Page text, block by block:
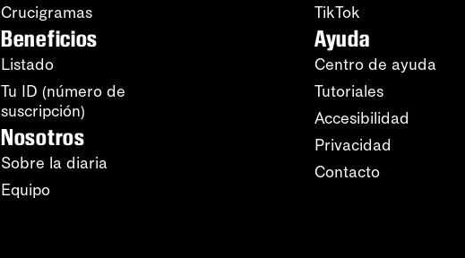
Crucigramas
Beneficios
Listado
Tu ID (número de
suscripción)
Nosotros
Sobre la diaria
Equipo
TikTok
Ayuda
Centro de ayuda
Tutoriales
Accesibilidad
Privacidad
Contacto